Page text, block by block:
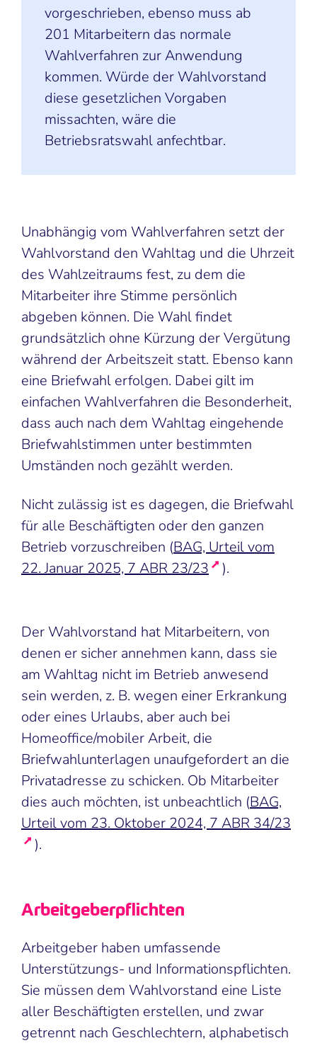
vorgeschrieben, ebenso muss ab
201 Mitarbeitern das normale
Wahlverfahren zur Anwendung
kommen. Würde der Wahlvorstand
diese gesetzlichen Vorgaben
missachten, wäre die
Betriebsratswahl anfechtbar.
Unabhängig vom Wahlverfahren setzt der
Wahlvorstand den Wahltag und die Uhrzeit
des Wahlzeitraums fest, zu dem die
Mitarbeiter ihre Stimme persönlich
abgeben können. Die Wahl findet
grundsätzlich ohne Kürzung der Vergütung
während der Arbeitszeit statt. Ebenso kann
eine Briefwahl erfolgen. Dabei gilt im
einfachen Wahlverfahren die Besonderheit,
dass auch nach dem Wahltag eingehende
Briefwahlstimmen unter bestimmten
Umständen noch gezählt werden.
Nicht zulässig ist es dagegen, die Briefwahl
für alle Beschäftigten oder den ganzen
Betrieb vorzuschreiben (BAG, Urteil vom
22. Januar 2025, 7 ABR 23/23
).
Der Wahlvorstand hat Mitarbeitern, von
denen er sicher annehmen kann, dass sie
am Wahltag nicht im Betrieb anwesend
sein werden, z. B. wegen einer Erkrankung
oder eines Urlaubs, aber auch bei
Homeoffice/mobiler Arbeit, die
Briefwahlunterlagen unaufgefordert an die
Privatadresse zu schicken. Ob Mitarbeiter
dies auch möchten, ist unbeachtlich (BAG,
Urteil vom 23. Oktober 2024, 7 ABR 34/23
).
Arbeitgeberpflichten
Arbeitgeber haben umfassende
Unterstützungs- und Informationspflichten.
Sie müssen dem Wahlvorstand eine Liste
aller Beschäftigten erstellen, und zwar
getrennt nach Geschlechtern, alphabetisch